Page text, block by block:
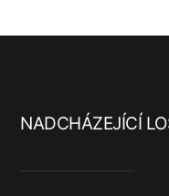
NADCHÁZEJÍCÍ